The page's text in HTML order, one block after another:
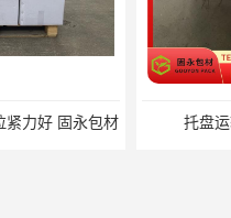
托盘运输网兜 固永包材